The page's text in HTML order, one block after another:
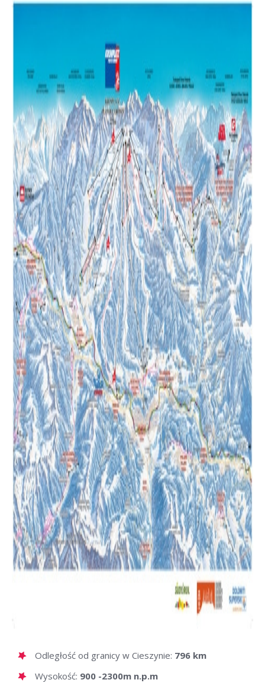
Odległość od granicy w Cieszynie: 796 km
Wysokość: 900 -2300m n.p.m